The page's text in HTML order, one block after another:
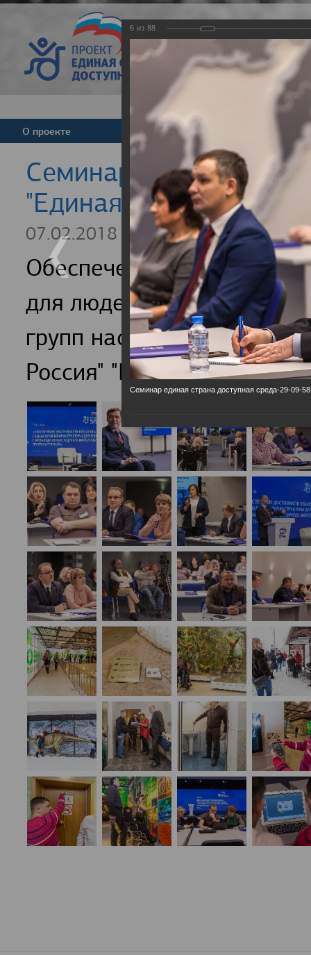
О проекте Команда
Cеминар для
"Единая страна -
07.02.2018
Обеспечение
для людей с
групп населения
Россия" "Единая страна-
6 из 88
Семинар единая страна доступная среда-29-09-